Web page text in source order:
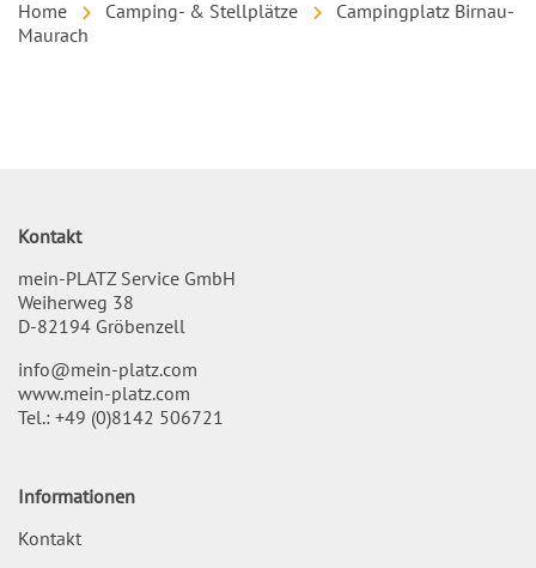
Home Camping- & Stellplätze
Campingplatz Birnau-
Maurach
Kontakt
mein-PLATZ Service GmbH
Weiherweg 38
D-82194 Gröbenzell
info@mein-platz.com
www.mein-platz.com
Tel.: +49 (0)8142 506721
Informationen
Kontakt